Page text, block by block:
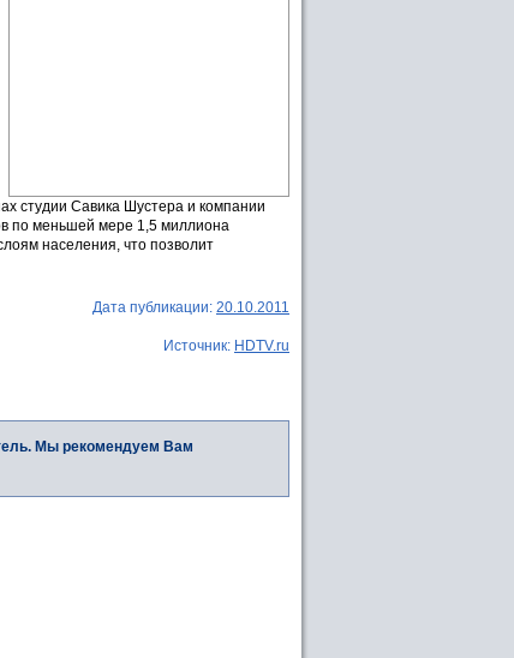
студии Савика Шустера и компании
по меньшей мере 1,5 миллиона
населения, что позволит
Дата публикации: 20.10.2011
Источник: HDTV.ru
Мы рекомендуем Вам